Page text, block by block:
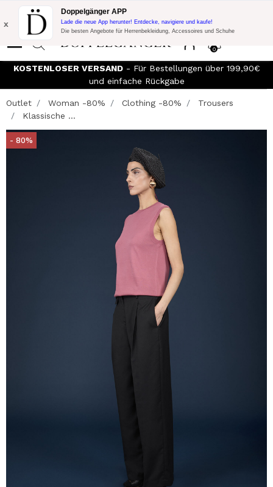
Blitzangebot:
10% Extra-Rabatt auf 300€ Einkauf mit Code:
DOPPEL300
0
x
Doppelgänger APP
Lade die neue App herunter! Entdecke, navigiere und kaufe!
Die besten Angebote für Herrenbekleidung, Accessoires und Schuhe
KOSTENLOSER VERSAND- Für Bestellungen über 199,90€
und einfache Rückgabe
Outlet Woman -80% Clothing -80%
Trousers
Klassische ...
- 80%